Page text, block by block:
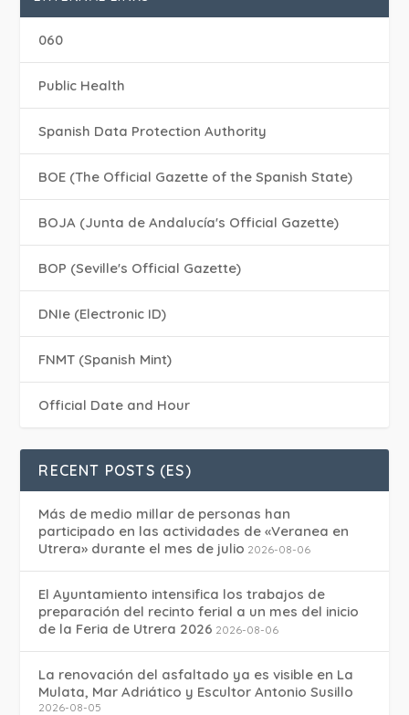
060
Public Health
Spanish Data Protection Authority
BOE (The Official Gazette of the Spanish State)
BOJA (Junta de Andalucía's Official Gazette)
BOP (Seville's Official Gazette)
DNIe (Electronic ID)
FNMT (Spanish Mint)
Official Date and Hour
RECENT POSTS (ES)
Más de medio millar de personas han
participado en las actividades de «Veranea en
Utrera» durante el mes de julio 2026-08-06
El Ayuntamiento intensifica los trabajos de
preparación del recinto ferial a un mes del inicio
de la Feria de Utrera 2026 2026-08-06
La renovación del asfaltado ya es visible en La
Mulata, Mar Adriático y Escultor Antonio Susillo
2026-08-05